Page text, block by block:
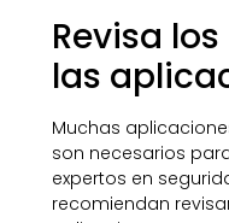
Revisa
las
Muchas
son necesarios
expertos en
recomiendan